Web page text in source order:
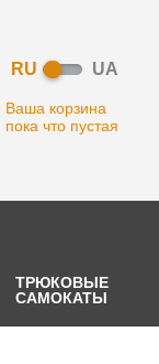
RU UA
Ваша корзина
пока что пустая
ТРЮКОВЫЕ
САМОКАТЫ